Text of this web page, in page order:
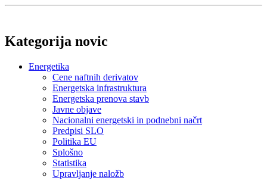
Kategorija novic
Energetika
Cene naftnih derivatov
Energetska infrastruktura
Energetska prenova stavb
Javne objave
Nacionalni energetski in podnebni načrt
Predpisi SLO
Politika EU
Splošno
Statistika
Upravljanje naložb